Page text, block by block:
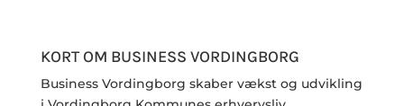
KORT OM BUSINESS VORDINGBORG
Business Vordingborg skaber vækst og udvikling